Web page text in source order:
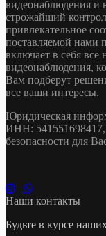
видеонаблюдения и
строжайший
привлекательное
поставляемой нами
включает в себя все
видеонаблюдения,
Вам подберут
все ваши интересы.
Юридическая
ИНН:
безопасности для
Наши контакты
Будьте в курсе